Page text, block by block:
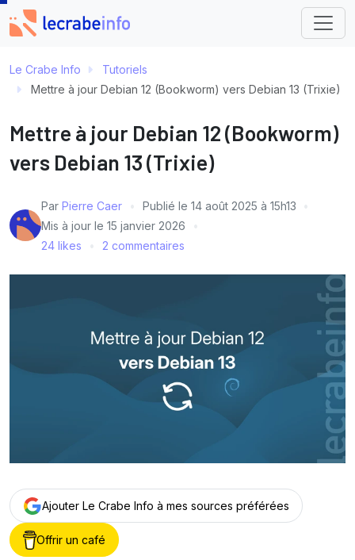
Le Crabe Info
Tutoriels
Mettre à jour Debian 12 (Bookworm) vers Debian 13 (Trixie)
Mettre à jour Debian 12 (Bookworm)
vers Debian 13 (Trixie)
Par Pierre Caer Publié le 14 août 2025 à 15h13
Mis à jour le 15 janvier 2026
24 likes
2 commentaires
Ajouter Le Crabe Info à mes sources préférées
Offrir un café